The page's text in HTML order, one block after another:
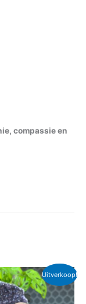
compassie en
Uitverkoop!
Huidige
prijs
is:
€ 9,95.